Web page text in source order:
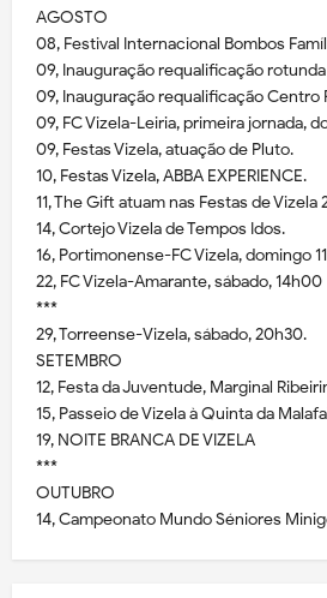
AGOSTO
08, Festival Internacional Bombos
09, Inauguração requalificação
09, Inauguração requalificação Centro
09, FC Vizela-Leiria, primeira jornada,
09, Festas Vizela, atuação de Pluto.
10, Festas Vizela, ABBA EXPERIENCE.
11, The Gift atuam nas Festas de Vizela
14, Cortejo Vizela de Tempos Idos.
16, Portimonense-FC Vizela, domingo
22, FC Vizela-Amarante, sábado, 14h00
***
29, Torreense-Vizela, sábado, 20h30.
SETEMBRO
12, Festa da Juventude, Marginal
15, Passeio de Vizela à Quinta da
19, NOITE BRANCA DE VIZELA
***
OUTUBRO
14, Campeonato Mundo Séniores